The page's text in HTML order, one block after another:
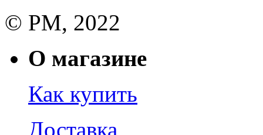
© РМ, 2022
О магазине
Как купить
Доставка